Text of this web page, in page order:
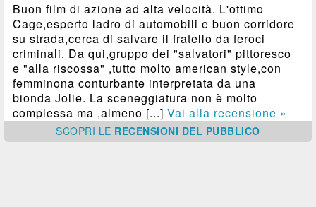
Buon film di azione ad alta velocità. L'ottimo
Cage,esperto ladro di automobili e buon corridore
su strada,cerca di salvare il fratello da feroci
criminali. Da qui,gruppo dei "salvatori" pittoresco
e "alla riscossa" ,tutto molto american style,con
femminona conturbante interpretata da una
bionda Jolie. La sceneggiatura non è molto
complessa ma ,almeno [...]Vai alla recensione »
SCOPRI LE RECENSIONI DEL PUBBLICO